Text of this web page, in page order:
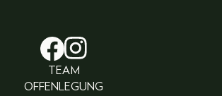
TEAM
OFFENLEGUNG